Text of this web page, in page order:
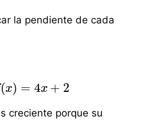
la pendiente de cada
(x) = 4x + 2
f(x )= 4x+ 2
creciente porque su